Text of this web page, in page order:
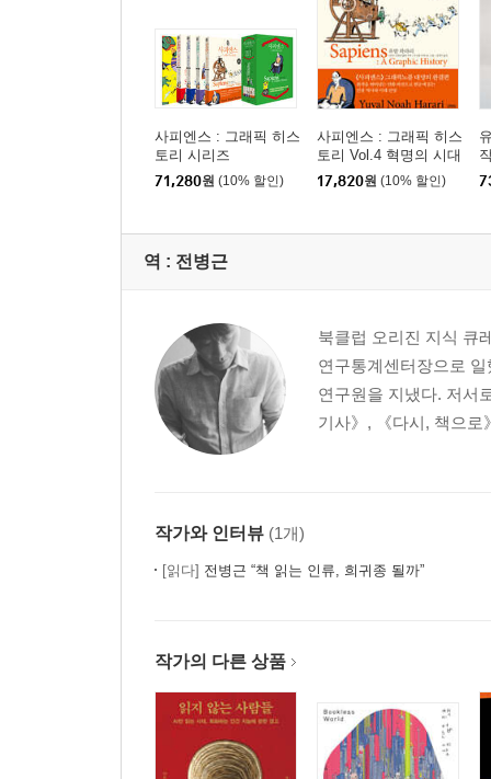
사피엔스 : 그래픽 히스
토리 시리즈
71,280원 (10% 할인)
사피엔스 : 그래픽 히스
토리 Vol.4 혁명의 시대
17,820원 (10% 할인)
역 : 전병근
북클럽 오리진 지식 큐
연구통계센터장으로
연구원을 지냈다. 저서
기사》, 《다시, 책으로
작가와 인터뷰 (1개)
[읽다] 전병근 “책 읽는 인류, 희귀종 될까”
작가의 다른 상품